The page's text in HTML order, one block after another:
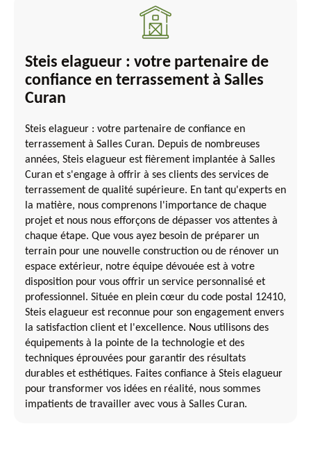
Steis elagueur : votre partenaire de
confiance en terrassement à Salles
Curan
Steis elagueur : votre partenaire de confiance en
terrassement à Salles Curan. Depuis de nombreuses
années, Steis elagueur est fièrement implantée à Salles
Curan et s'engage à offrir à ses clients des services de
terrassement de qualité supérieure. En tant qu'experts en
la matière, nous comprenons l'importance de chaque
projet et nous nous efforçons de dépasser vos attentes à
chaque étape. Que vous ayez besoin de préparer un
terrain pour une nouvelle construction ou de rénover un
espace extérieur, notre équipe dévouée est à votre
disposition pour vous offrir un service personnalisé et
professionnel. Située en plein cœur du code postal 12410,
Steis elagueur est reconnue pour son engagement envers
la satisfaction client et l'excellence. Nous utilisons des
équipements à la pointe de la technologie et des
techniques éprouvées pour garantir des résultats
durables et esthétiques. Faites confiance à Steis elagueur
pour transformer vos idées en réalité, nous sommes
impatients de travailler avec vous à Salles Curan.